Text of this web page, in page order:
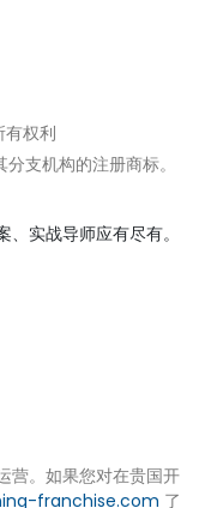
有权利
支机构的注册商标。
实战导师应有尽有。
营。如果您对在贵国开
franchise.com 了